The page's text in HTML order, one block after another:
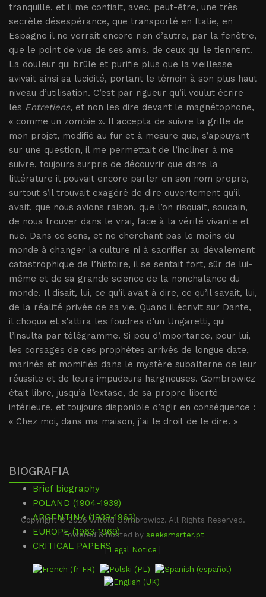
tranquille, et il me confiait, avec, peut-être, une très
secrète désespérance, que transporté en Italie, en
Espagne il ne verrait encore rien d’autre, par la fenêtre,
que le point de vue de ses amis, de ceux qui le tiennent.
La douleur qui brûle et purifie plus que la vieillesse
avivait ainsi sa lucidité, portant le témoin à son plus haut
niveau d’utilisation. C’est par rigueur qu’il voulut écrire
les Entretiens, et non les dire devant le magnétophone,
« comme un zombie ». Il accepta de suivre la grille de
mon projet, modifié au fur et à mesure que, s’appuyant
sur une question, il me permettait de l’incliner à me
suivre, toujours surpris de découvrir que dans la
littérature il pouvait encore parler en son nom propre,
surtout s’il trouvait exagéré de dire ouvertement qu’il
avait, que nous avions raison, que l’on risquait, soudain,
de nous trouver dans le vrai, face à la vérité vivante et
nue. Dans ce sens, et ne cherchant pas le moins du
monde à changer la culture ni à sacrifier au dévalement
catastrophique de l’histoire, il se sentait fort, sûr de lui-
même et de sa grande science de la nonchalance du
monde. Il disait, lui, ce qu’il avait à dire, ce qu’il savait, lui,
de la réalité privée de sa vie. Quand il écrivit sur Dante,
il choqua et s’attira les foudres d’un Ungaretti, qui
l’insulta par télégramme. Si peu d’importance, pour lui,
les corsages de ces prophètes arrivés de longue date,
marinés et momifiés dans le mystère subalterne de leur
réussite et de leurs impudeurs hargneuses. Gombrowicz
était libre, jusqu’à l’extase, de sa propre liberté
intérieure, et toujours disponible d’agir en conséquence :
« Chez moi, dans ma maison, j’ai le droit de le dire. »
BIOGRAFIA
Brief biography
POLAND (1904-1939)
ARGENTINA (1939-1963)
EUROPE (1963-1969)
CRITICAL PAPERS
Copyright © 2026 Witold Gombrowicz. All Rights Reserved.
Powered & hosted by seeksmarter.pt
|Legal Notice